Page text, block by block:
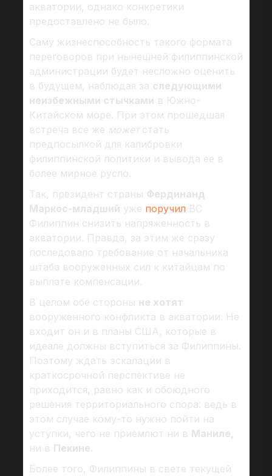
акватории, однако конкретики
предоставлено не было.
Саму жизнеспособность такого формата
переговоров при нынешней филиппинской
администрации будет несложно оценить
в будущем, наблюдая за следующими
неизбежными стычками в Южно-
Китайском море. При этом прошедшая
встреча все же может стать
предпосылкой для калибровки
филиппинской политики и вывода ее в
более мирное русло.
Так, президент страны Фердинанд
Маркос-младший уже поручил ВС
Филиппин снизить напряженность в
акватории. Правда, за этим же сразу
последовало требование от начальника
штаба вооруженных сил к китайцам по
выплате компенсации.
В целом обе стороны не хотят
вооруженного конфликта в акватории. Не
входит он и в планы США, которые в
идеале должны вступиться за Филиппины.
Поэтому ждать эскалации в
краткосрочной перспективе не
приходится, равно как и обоюдного
решения территориального спора: ведь в
этом случае кому-то нужно пойти на
уступки, чего не приемлют ни в Маниле,
ни в Пекине.
Более того, Филиппины в свете текущей